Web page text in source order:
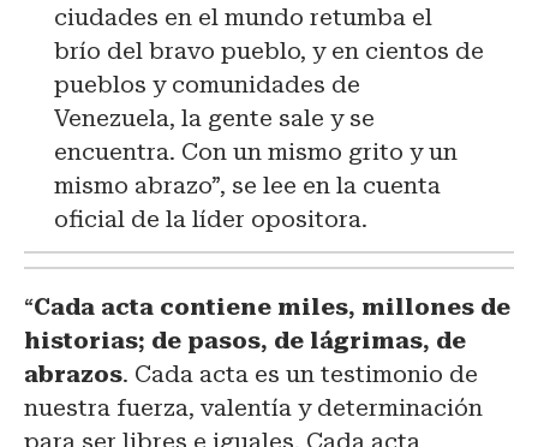
ciudades en el mundo retumba el
brío del bravo pueblo, y en cientos de
pueblos y comunidades de
Venezuela, la gente sale y se
encuentra. Con un mismo grito y un
mismo abrazo”, se lee en la cuenta
oficial de la líder opositora.
“Cada acta contiene miles, millones de
historias; de pasos, de lágrimas, de
abrazos. Cada acta es un testimonio de
nuestra fuerza, valentía y determinación